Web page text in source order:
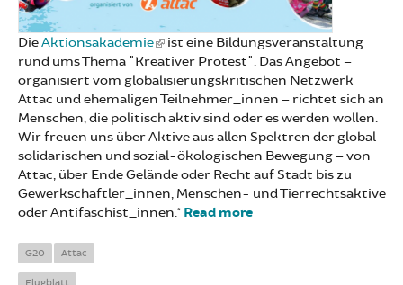
DieAktionsakademie
ist eine Bildungsveranstaltung
rund ums Thema "Kreativer Protest". Das Angebot –
organisiert vom globalisierungskritischen Netzwerk
Attac und ehemaligen Teilnehmer_innen – richtet sich an
Menschen, die politisch aktiv sind oder es werden wollen.
Wir freuen uns über Aktive aus allen Spektren der global
solidarischen und sozial-ökologischen Bewegung – von
Attac, über Ende Gelände oder Recht auf Stadt bis zu
Gewerkschaftler_innen, Menschen- und Tierrechtsaktive
oder Antifaschist_innen.* Read more
G20 Attac
Flugblatt